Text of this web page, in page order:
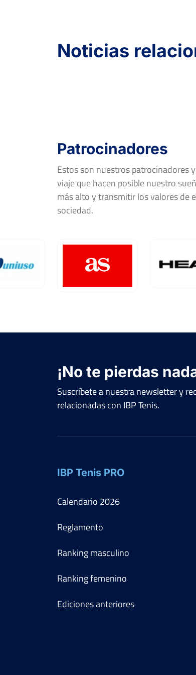
Noticias
Patrocinadores
Estos son nuestros patrocinadores
viaje que hacen posible nuestro
más alto y transmitir los valores de
sociedad.
¡No te pierdas
Suscríbete a nuestra newsletter y
relacionadas con IBP Tenis.
IBP Tenis PRO
Calendario 2026
Reglamento
Ranking masculino
Ranking femenino
Ediciones anteriores